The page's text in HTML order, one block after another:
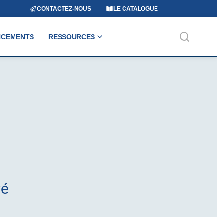
CONTACTEZ-NOUS LE CATALOGUE
RESSOURCES